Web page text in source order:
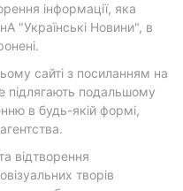
інформації, яка
"Українські Новини", в
сайті з посиланням на
підлягають подальшому
в будь-якій формі,
відтворення
творів